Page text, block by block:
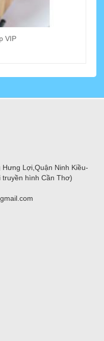
VIP
Lợi,Quận Ninh Kiều-
hình Cần Thơ)